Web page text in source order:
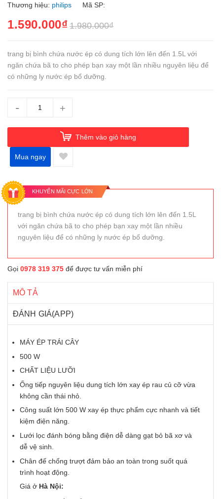
Thương hiệu: philips Mã SP:
1.590.000₫ 1.980.000₫
trang bị bình chứa nước ép có dung tích lớn lên đến 1.5L với
ngăn chứa bã to cho phép bạn xay một lần nhiều nguyên liệu để
có những ly nước ép bổ dưỡng.
- +
Thêm vào giỏ hàng
Mua ngay
KHUYẾN MÃI CỰC LỚN
trang bị bình chứa nước ép có dung tích lớn lên đến 1.5L
với ngăn chứa bã to cho phép bạn xay một lần nhiều
nguyên liệu để có những ly nước ép bổ dưỡng.
Gọi 0978 319 375 để được tư vấn miễn phí
MÔ TẢ
ĐÁNH GIÁ(APP)
MÁY ÉP TRÁI CÂY
500 W
CHẤT LIỆU LƯỠI
Ống tiếp nguyên liệu dung tích lớn xay ép rau củ cỡ vừa
không cần thái nhỏ.
Công suất lớn 500 W xay ép thực phẩm cực nhanh và tiết
kiệm điện năng.
Lưới lọc đánh bóng bằng điện dễ dàng gạt bỏ bã xơ và
dễ vệ sinh.
Chân đế chống trượt đảm bảo an toàn trong suốt quá
trình hoạt động.
Giá ở Hà Nội: